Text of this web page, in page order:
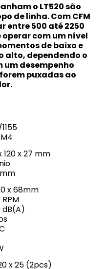
o LT520 são
de linha. Com CFM
entre 500 até 2250
operar com um nível
de baixo e
alto, dependendo o
um desempenho
puxadas ao
x 27 mm
x 68mm
dB(A)
x 25 (2pcs)